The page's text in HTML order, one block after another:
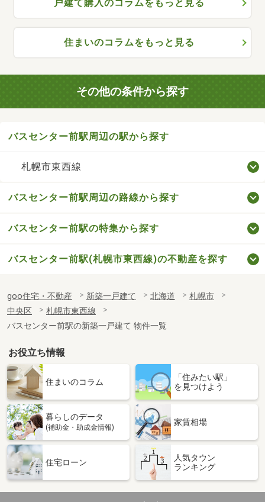
戸建て購入のコラムをもっと見る
住まいのコラムをもっと見る
その他の条件から探す
バスセンター前駅周辺の駅から探す
札幌市東西線
バスセンター前駅周辺の路線から探す
バスセンター前駅の特集から探す
バスセンター前駅(札幌市東西線)の不動産を探す
goo住宅・不動産 新築一戸建て 北海道
札幌市
中央区
札幌市東西線
バスセンター前駅の新築一戸建て 物件一覧
お役立ち情報
住まいのコラム
「住みたい駅」
を見つけよう
暮らしのデータ
(補助金・助成金情報)
家賃相場
住宅ローン
人気タウン
ランキング